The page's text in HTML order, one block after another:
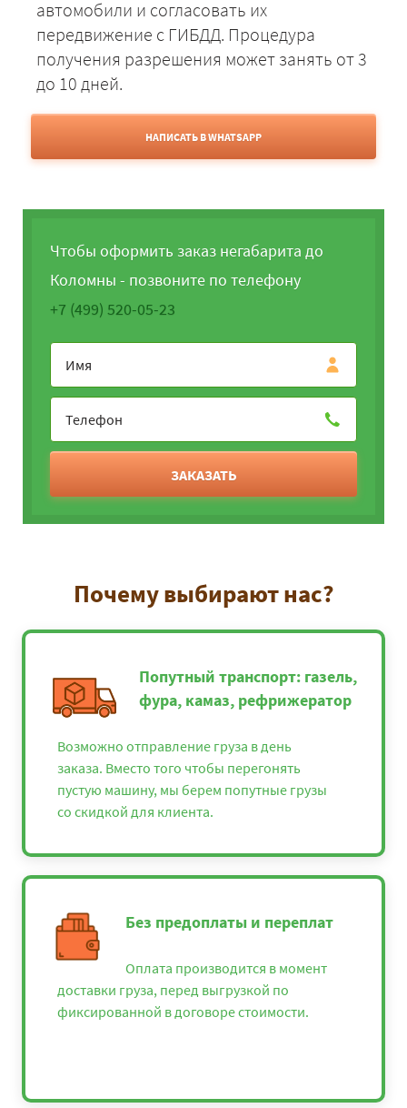
автомобили и согласовать их
передвижение с ГИБДД. Процедура
получения разрешения может занять от 3
до 10 дней.
НАПИСАТЬ В WHATSAPP
Чтобы оформить заказ негабарита до
Коломны - позвоните по телефону
+7 (499) 520-05-23
ЗАКАЗАТЬ
Почему выбирают нас?
Попутный транспорт: газель,
фура, камаз, рефрижератор
Возможно отправление груза в день
заказа. Вместо того чтобы перегонять
пустую машину, мы берем попутные грузы
со скидкой для клиента.
Без предоплаты и переплат
Оплата производится в момент
доставки груза, перед выгрузкой по
фиксированной в договоре стоимости.